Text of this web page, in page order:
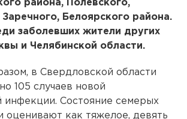
района, Полевского,
Заречного, Белоярского района.
заболевших жители других
и Челябинской области.
в Свердловской области
105 случаев новой
инфекции. Состояние семерых
оценивают как тяжелое, девять